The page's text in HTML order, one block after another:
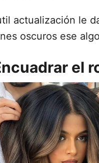
actualización le
oscuros ese
el